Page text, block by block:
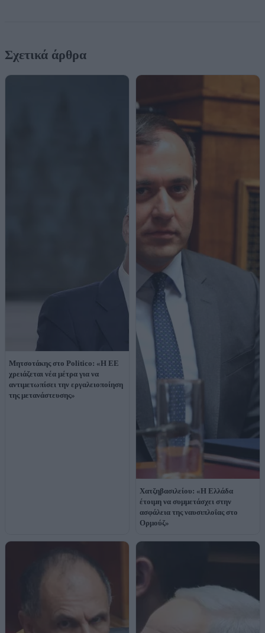
Σχετικά άρθρα
Μητσοτάκης στο Politico: «Η ΕΕ
χρειάζεται νέα μέτρα για να
αντιμετωπίσει την εργαλειοποίηση
της μετανάστευσης»
Χατζηβασιλείου: «Η Ελλάδα
έτοιμη να συμμετάσχει στην
ασφάλεια της ναυσιπλοΐας στο
Ορμούζ»